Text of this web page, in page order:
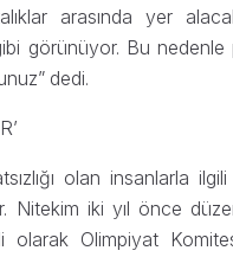
arasında yer
görünüyor. Bu
dedi.
olan insanlarla
Nitekim iki yıl önce
olarak Olimpiyat